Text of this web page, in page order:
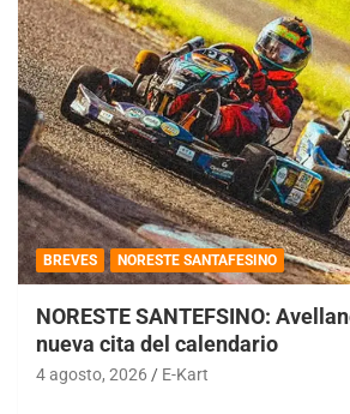
BREVES NORESTE SANTAFESINO
NORESTE SANTEFSINO:
nueva cita del calendario
4 agosto, 2026 E-Kart